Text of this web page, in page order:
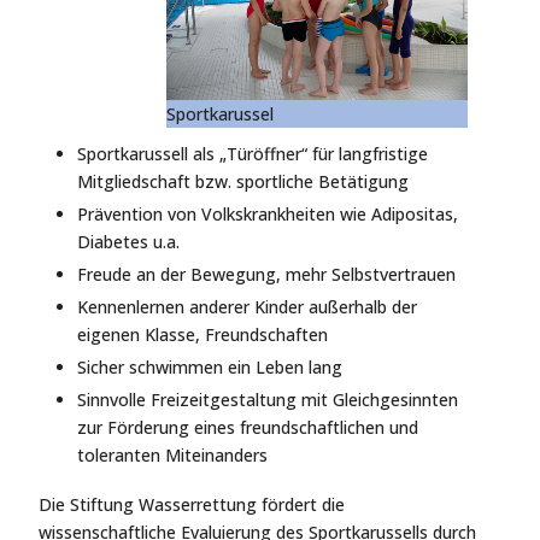
Sportkarussel
Sportkarussell als „Türöffner“ für langfristige
Mitgliedschaft bzw. sportliche Betätigung
Prävention von Volkskrankheiten wie Adipositas,
Diabetes u.a.
Freude an der Bewegung, mehr Selbstvertrauen
Kennenlernen anderer Kinder außerhalb der
eigenen Klasse, Freundschaften
Sicher schwimmen ein Leben lang
Sinnvolle Freizeitgestaltung mit Gleichgesinnten
zur Förderung eines freundschaftlichen und
toleranten Miteinanders
Die Stiftung Wasserrettung fördert die
wissenschaftliche Evaluierung des Sportkarussells durch